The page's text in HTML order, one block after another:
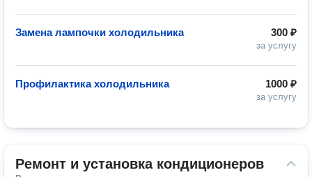
300 ₽
за услугу
Замена лампочки холодильника
1000 ₽
за услугу
Профилактика холодильника
Ремонт и установка кондиционеров